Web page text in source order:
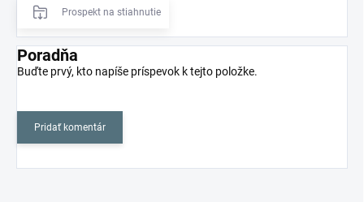
Prospekt na stiahnutie
Poradňa
Buďte prvý, kto napíše príspevok k tejto položke.
Pridať komentár